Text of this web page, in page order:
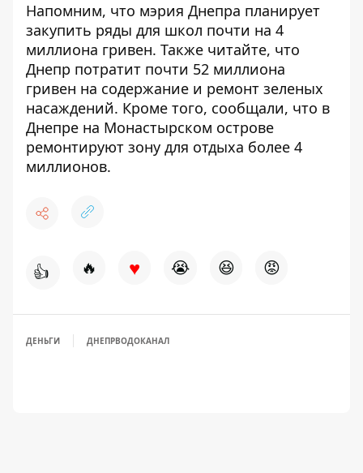
Напомним, что мэрия Днепра планирует
закупить ряды для школ почти на 4
миллиона гривен. Также читайте, что
Днепр потратит почти 52 миллиона
гривен на содержание и ремонт зеленых
насаждений. Кроме того, сообщали, что в
Днепре на Монастырском острове
ремонтируют зону для отдыха более 4
миллионов.
👍 🔥 ♥ 😭 😆 😡
ДЕНЬГИ ДНЕПРВОДОКАНАЛ